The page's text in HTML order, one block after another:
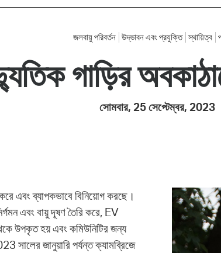
জলবায়ু পরিবর্তন উদ্ভাবন এবং প্রযুক্তি স্থায়িত্ব
গাড়ির
সোমবার, 25 সেপ্টেম্বর, 2023
এবং ব্যাপকভাবে বিনিয়োগ করছে।
এবং বায়ু দূষণ তৈরি করে, EV
উপকৃত হয় এবং কমিউনিটির জন্য
সালের জানুয়ারি পর্যন্ত ক্যামব্রিজে